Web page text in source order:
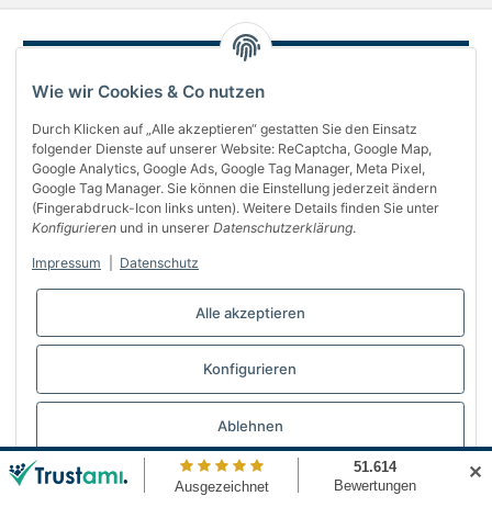
Wie wir Cookies & Co nutzen
Durch Klicken auf „Alle akzeptieren“ gestatten Sie den Einsatz
folgender Dienste auf unserer Website: ReCaptcha, Google Map,
Google Analytics, Google Ads, Google Tag Manager, Meta Pixel,
Google Tag Manager. Sie können die Einstellung jederzeit ändern
(Fingerabdruck-Icon links unten). Weitere Details finden Sie unter
Konfigurieren und in unserer Datenschutzerklärung.
Impressum Datenschutz
Alle akzeptieren
Konfigurieren
Ablehnen
Über uns
Informationen
Bequem bezahlen
✕